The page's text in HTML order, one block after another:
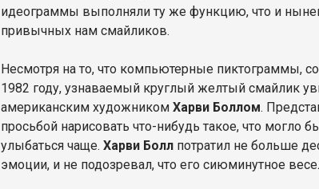
идеограммы выполняли ту же функцию, что и
привычных нам смайликов.
Несмотря на то, что компьютерные пиктограммы,
1982 году, узнаваемый круглый желтый смайлик
американским художником Харви Боллом.
просьбой нарисовать что-нибудь такое, что могло
улыбаться чаще.Харви Болл потратил не больше
эмоции, и не подозревал, что его сиюминутное